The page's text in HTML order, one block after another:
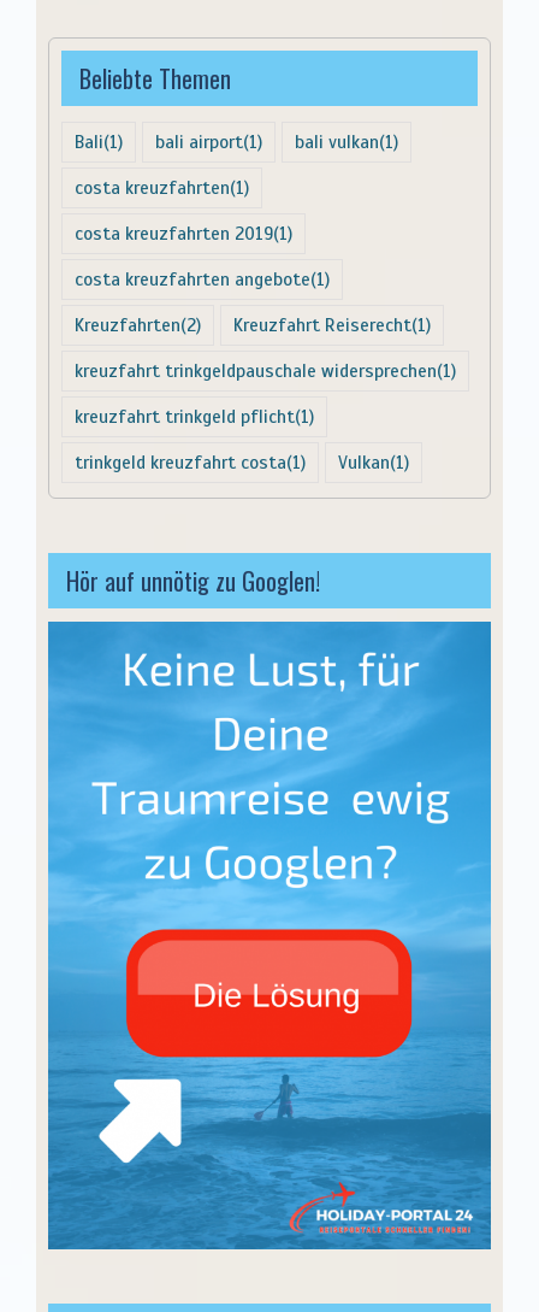
Beliebte Themen
Bali(1) bali airport(1) bali vulkan(1)
costa kreuzfahrten(1)
costa kreuzfahrten 2019(1)
costa kreuzfahrten angebote(1)
Kreuzfahrten(2) Kreuzfahrt Reiserecht(1)
kreuzfahrt trinkgeldpauschale widersprechen(1)
kreuzfahrt trinkgeld pflicht(1)
trinkgeld kreuzfahrt costa(1) Vulkan(1)
Hör auf unnötig zu Googlen!